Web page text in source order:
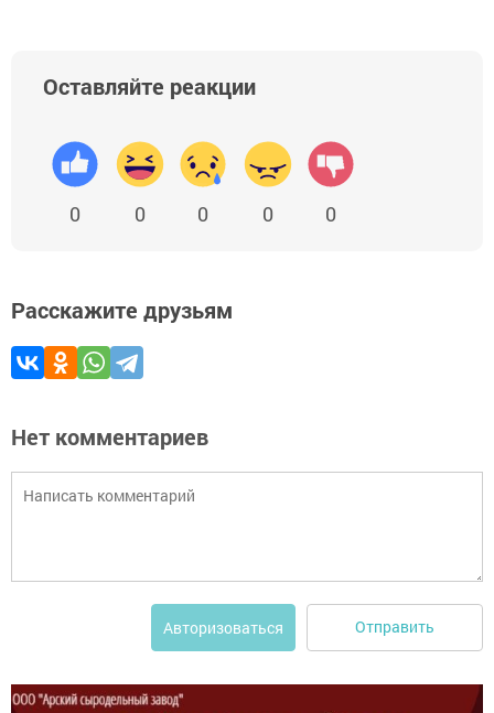
Оставляйте реакции
0 0 0 0 0
Расскажите друзьям
Нет комментариев
Авторизоваться Отправить